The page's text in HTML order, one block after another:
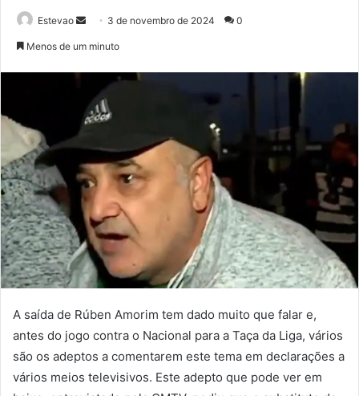
Estevao
Mande3 de novembro de 2024 0
Menos de um minuto
A saída de Rúben Amorim tem dado muito que falar e,
antes do jogo contra o Nacional para a Taça da Liga, vários
são os adeptos a comentarem este tema em declarações a
vários meios televisivos. Este adepto que pode ver em